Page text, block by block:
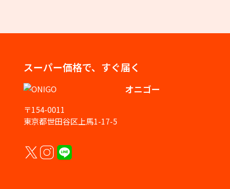
スーパー価格で、すぐ届く
オニゴー
〒154-0011
東京都世田谷区上馬1-17-5